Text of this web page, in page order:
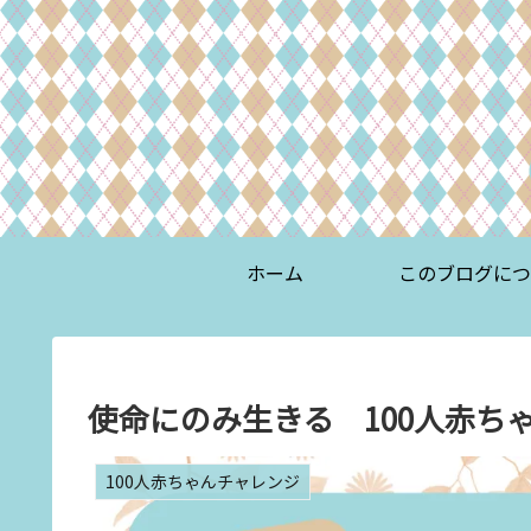
ホーム このブログに
使命にのみ生きる 100人赤ち
100人赤ちゃんチャレンジ